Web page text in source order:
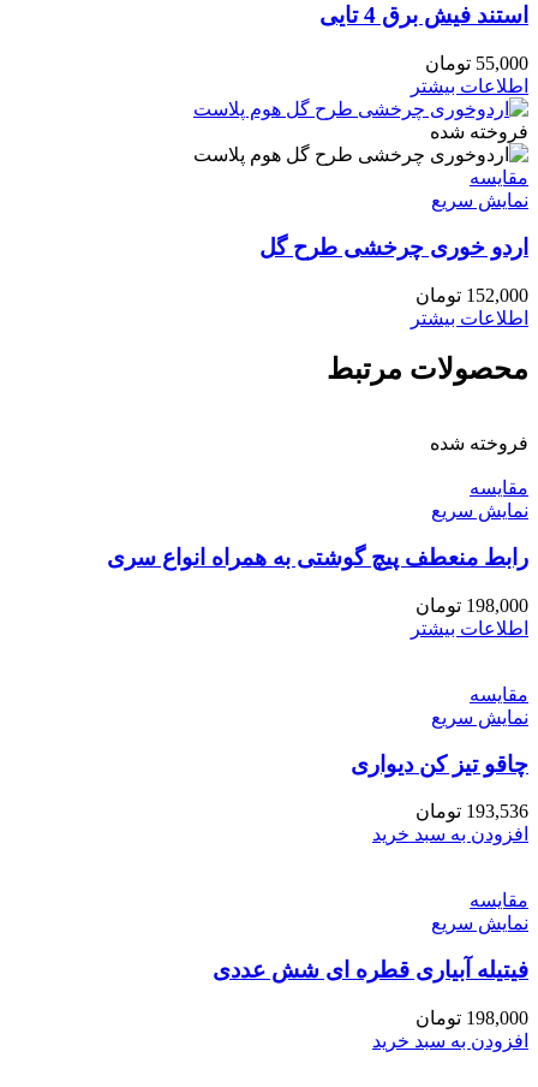
استند فیش برق 4 تایی
55,000 تومان
اطلاعات بیشتر
فروخته شده
مقايسه
نمایش سریع
اردو خوری چرخشی طرح گل
152,000 تومان
اطلاعات بیشتر
محصولات مرتبط
فروخته شده
مقايسه
نمایش سریع
رابط منعطف پیچ گوشتی به همراه انواع سری
198,000 تومان
اطلاعات بیشتر
مقايسه
نمایش سریع
چاقو تیز کن دیواری
193,536 تومان
افزودن به سبد خرید
مقايسه
نمایش سریع
فیتیله آبیاری قطره ای شش عددی
198,000 تومان
افزودن به سبد خرید